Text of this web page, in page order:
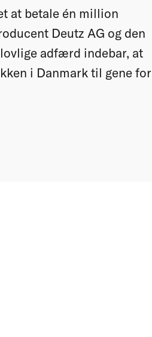
at betale én million
Deutz AG og den
adfærd indebar, at
i Danmark til gene for